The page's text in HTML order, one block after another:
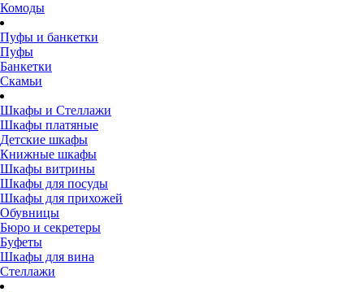
Комоды
Пуфы и банкетки
Пуфы
Банкетки
Скамьи
Шкафы и Стеллажи
Шкафы платяные
Детские шкафы
Книжные шкафы
Шкафы витрины
Шкафы для посуды
Шкафы для прихожей
Обувницы
Бюро и секретеры
Буфеты
Шкафы для вина
Стеллажи